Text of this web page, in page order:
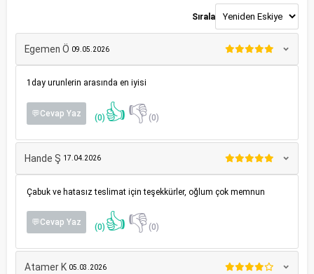
Sırala
Egemen Ö 09.05.2026
1day urunlerin arasında en iyisi
💬Cevap Yaz (0) 👍👎(0)
Hande Ş 17.04.2026
Çabuk ve hatasız teslimat için teşekkürler, oğlum çok memnun
💬Cevap Yaz (0) 👍👎(0)
Atamer K 05.03.2026